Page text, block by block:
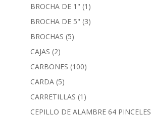
BROCHA DE 1" (1)
BROCHA DE 5" (3)
BROCHAS (5)
CAJAS (2)
CARBONES (100)
CARDA (5)
CARRETILLAS (1)
CEPILLO DE ALAMBRE 64 PINCELES